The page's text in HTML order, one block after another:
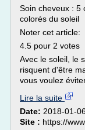
Soin cheveux : 5
colorés du soleil
Noter cet article:
4.5 pour 2 votes
Avec le soleil, le
risquent d'être
vous voulez
Lire la suite
Date: 2018-01-
Site : https://